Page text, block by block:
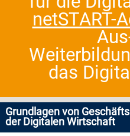
netSTART-
das
Grundlagen von
der Digitalen Wirtschaft